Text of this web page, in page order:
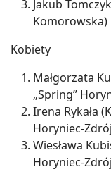
Jakub
Komorowska)
Kobiety
Małgorzata
„Spring”
Irena Rykała
Horyniec-
Wiesława
Horyniec-